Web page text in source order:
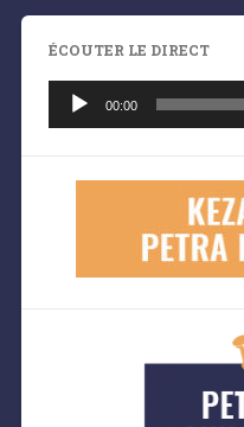
ÉCOUTER LE DIRECT
audio
00:00